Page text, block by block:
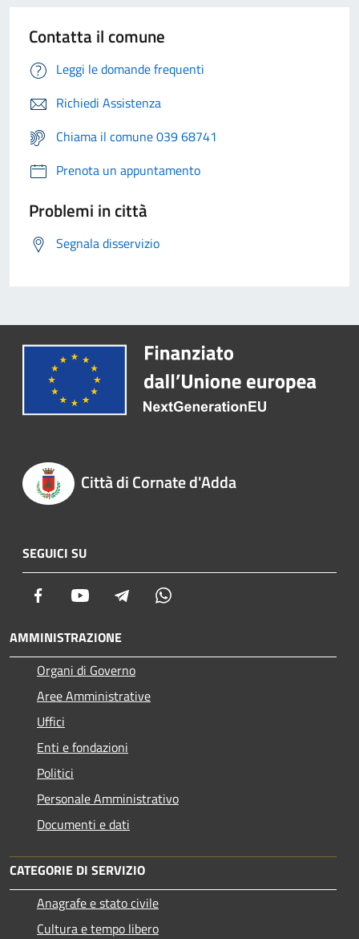
Contatta il comune
Leggi le domande frequenti
Richiedi Assistenza
Chiama il comune 039 68741
Prenota un appuntamento
Problemi in città
Segnala disservizio
Città di Cornate d'Adda
SEGUICI SU
Facebook Youtube Telegram
AMMINISTRAZIONE
Organi di Governo
Aree Amministrative
Uffici
Enti e fondazioni
Politici
Personale Amministrativo
Documenti e dati
CATEGORIE DI SERVIZIO
Anagrafe e stato civile
Cultura e tempo libero